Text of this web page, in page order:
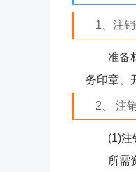
1、注
准备
务印章、
2、 注
(1)注
所需